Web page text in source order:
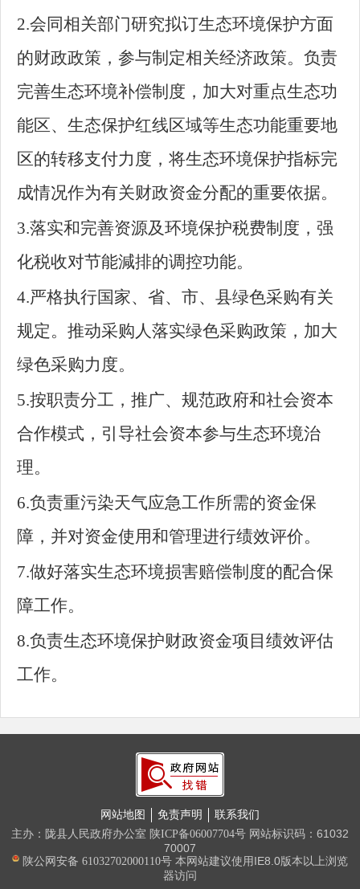
2.会同相关部门研究拟订生态环境保护方面
的财政政策，参与制定相关经济政策。负责
完善生态环境补偿制度，加大对重点生态功
能区、生态保护红线区域等生态功能重要地
区的转移支付力度，将生态环境保护指标完
成情况作为有关财政资金分配的重要依据。
3.落实和完善资源及环境保护税费制度，强
化税收对节能減排的调控功能。
4.严格执行国家、省、市、县绿色采购有关
规定。推动采购人落实绿色采购政策，加大
绿色采购力度。
5.按职责分工，推广、规范政府和社会资本
合作模式，引导社会资本参与生态环境治
理。
6.负责重污染天气应急工作所需的资金保
障，并对资金使用和管理进行绩效评价。
7.做好落实生态环境损害赔偿制度的配合保
障工作。
8.负责生态环境保护财政资金项目绩效评估
工作。
网站地图 免责声明 联系我们
主办：陇县人民政府办公室 陕ICP备06007704号 网站标识码：61032
70007
陕公网安备 61032702000110号本网站建议使用IE8.0版本以上浏览
器访问